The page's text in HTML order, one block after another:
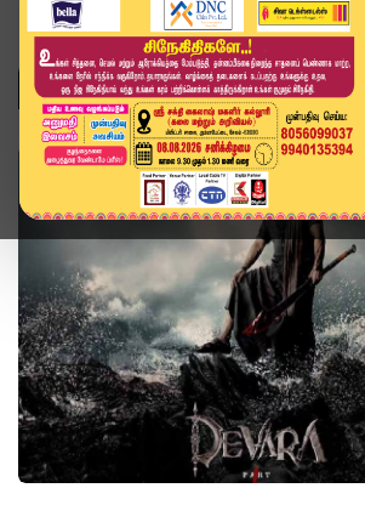
JUNIOR NTR